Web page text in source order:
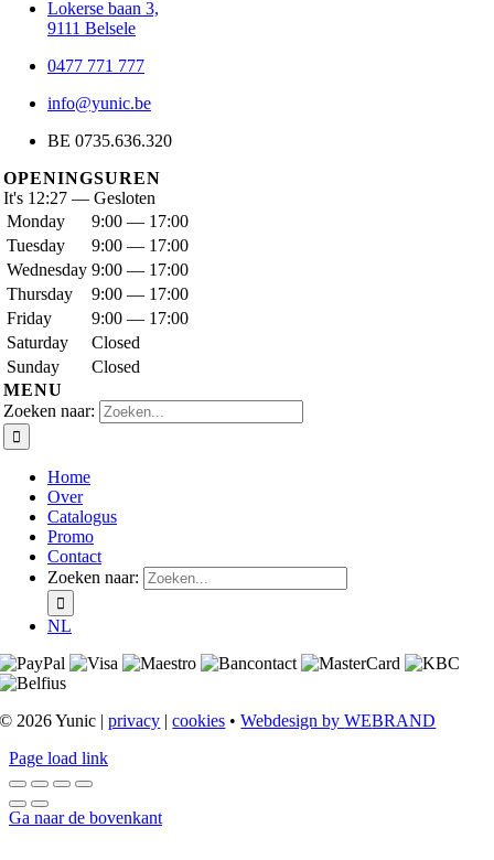
Lokerse baan 3,
9111 Belsele
0477 771 777
info@yunic.be
BE 0735.636.320
OPENINGSUREN
It's 12:27 — Gesloten
Monday
9:00 — 17:00
Tuesday
9:00 — 17:00
Wednesday 9:00 — 17:00
Thursday
9:00 — 17:00
Friday
9:00 — 17:00
Saturday
Closed
Sunday
Closed
MENU
Zoeken naar:
Home
Over
Catalogus
Promo
Contact
Zoeken naar:
NL
© 2026 Yunic |privacy |cookies •Webdesign byWEBRAND
Page load link
Ga naar de bovenkant